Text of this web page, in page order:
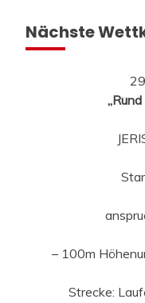
Nächste
– 100m
Strecke: